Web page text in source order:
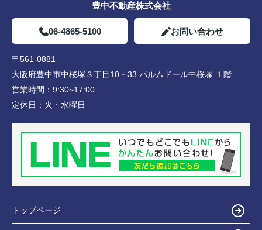
豊中不動産株式会社
06-4865-5100 お問い合わせ
〒561-0881
大阪府豊中市中桜塚３丁目10－33 パルムドール中桜塚 １階
営業時間： 9:30~17:00
定休日： 火・水曜日
トップページ